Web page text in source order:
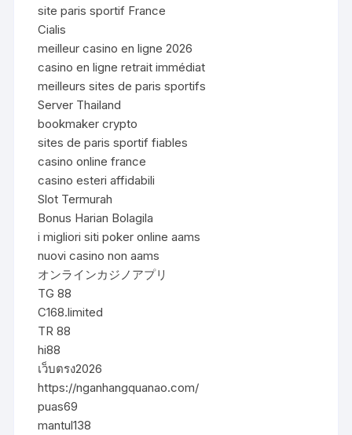
site paris sportif France
Cialis
meilleur casino en ligne 2026
casino en ligne retrait immédiat
meilleurs sites de paris sportifs
Server Thailand
bookmaker crypto
sites de paris sportif fiables
casino online france
casino esteri affidabili
Slot Termurah
Bonus Harian Bolagila
i migliori siti poker online aams
nuovi casino non aams
オンラインカジノアプリ
TG 88
C168.limited
TR 88
hi88
เว็บตรง2026
https://nganhangquanao.com/
puas69
mantul138